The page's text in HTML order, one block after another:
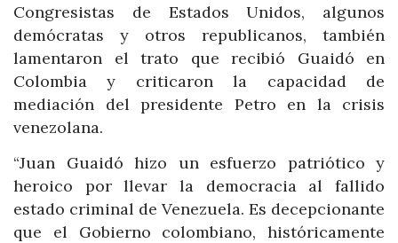
Congresistas de Estados Unidos, algunos
demócratas y otros republicanos, también
lamentaron el trato que recibió Guaidó en
Colombia y criticaron la capacidad de
mediación del presidente Petro en la crisis
venezolana.
“Juan Guaidó hizo un esfuerzo patriótico y
heroico por llevar la democracia al fallido
estado criminal de Venezuela. Es decepcionante
que el Gobierno colombiano, históricamente